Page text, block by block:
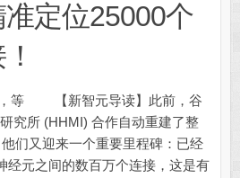
定位25000个
等 【新智元导读】此前，谷
究所 (HHMI) 合作自动重建了整
们又迎来一个重要里程碑：已经
经元之间的数百万个连接，这是有